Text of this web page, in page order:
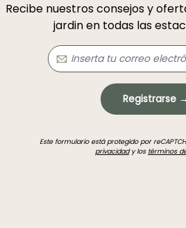
Recibe nuestros consejos y
jardin en todas las
Registrarse →
Este formulario está protegido por
privacidady los términos